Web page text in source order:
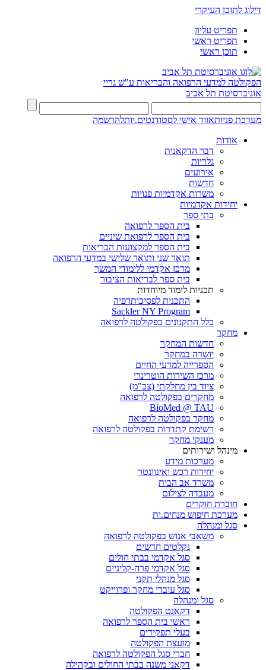
דילוג לתוכן העיקרי
תפריט עליון
תפריט ראשי
תוכן ראשי
הפקולטה למדעי הרפואה והבריאות ע"ש גריי
אוניברסיטת תל אביב
מערכת פניותאזור אישי לסטודנטים.יותלהרשמה
אודות
דבר הדקאנית
גלריות
אירועים
חדשות
משרות אקדמיות פנויות
יחידות אקדמיות
בתי ספר
בית הספר לרפואה
בית הספר לרפואת שיניים
בית הספר למקצועות הבריאות
תואר שני ותואר שלישי במדעי הרפואה
מרכז אקדמי ללימודי המשך
בית ספר לבריאות הציבור
תכניות לימוד מיוחדות
התכנית לפסיכותרפיה
Sackler NY Program
כלל התקנונים בפקולטה לרפואה
מחקר
חדשות המחקר
יושרה במחקר
הספרייה למדעי החיים
מרכז השירות הוטרינרי
ציוד בין מחלקתי (צב"מ)
מחקרים בפקולטה לרפואה
BioMed @ TAU
מחקר בפקולטה לרפואה
רשימת קתדרות בפקולטה לרפואה
מענקי מחקר
מינהל ושירותים
מערכות מידע
יחידות רכש ואינוונטר
משרד אב הבית
מעבדה לצילום
חוברת חוקרים
מערכת חיפוש מנחים.ות
סגל ומנהלה
משאבי אנוש בפקולטה לרפואה
נקלטים חדשים
סגל אקדמי בבתי חולים
סגל אקדמי פרה-קליניים
סגל מנהלי תקני
סגל עובדי מחקר ופרוייקט
סגל ומנהלה
דקאנט הפקולטה
ראשי בית הספר לרפואה
בעלי תפקידים
מועצת הפקולטה
חברי סגל הפקולטה לרפואה
דקאני משנה בבתי החולים ובקהילה